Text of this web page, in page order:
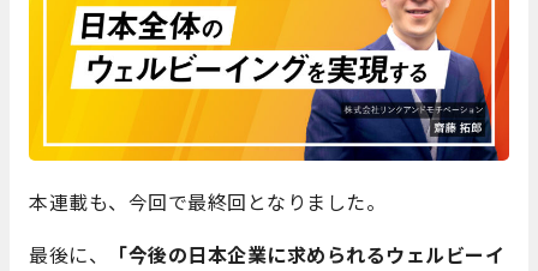
本連載も、今回で最終回となりました。
最後に、
「今後の日本企業に求められるウェルビーイ